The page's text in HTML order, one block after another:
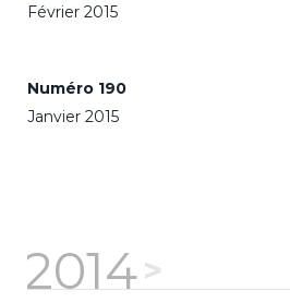
Février 2015
Numéro 190
Janvier 2015
2014